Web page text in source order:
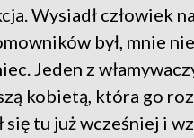
Wysiadł człowiek
był, mnie
Jeden z
kobietą, która go
się tu już wcześniej i